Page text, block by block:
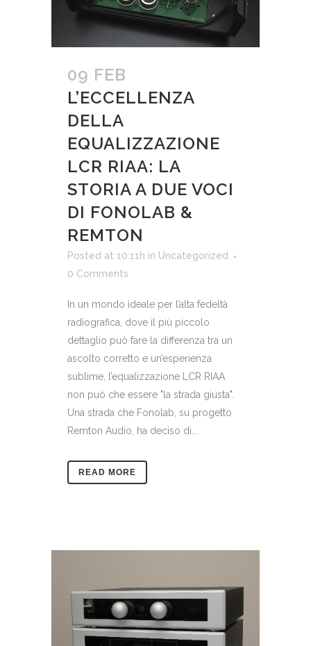
09 FEB
L’ECCELLENZA​‍​‌‍​‍‌
DELLA
EQUALIZZAZIONE
LCR RIAA: LA
STORIA A DUE VOCI
DI FONOLAB &
REMTON
Posted at 10:11h in Uncategorized
0 Comments
In un mondo ideale per l’alta fedeltà
radiografica, dove il più piccolo
dettaglio può fare la differenza tra un
ascolto corretto e un’esperienza
sublime, l’equalizzazione LCR RIAA
non può che essere "la strada giusta".
Una strada che Fonolab, su progetto
Remton Audio, ha deciso di...
READ MORE